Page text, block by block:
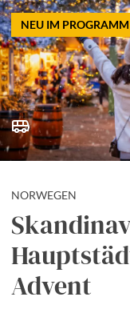
NEU IM PROGRAMM
NORWEGEN
Advent